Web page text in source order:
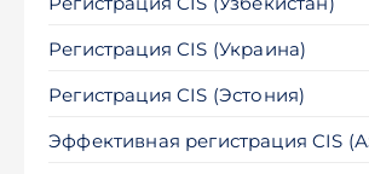
Регистрация CIS (Украина)
Регистрация CIS (Эстония)
Эффективная регистрация CIS